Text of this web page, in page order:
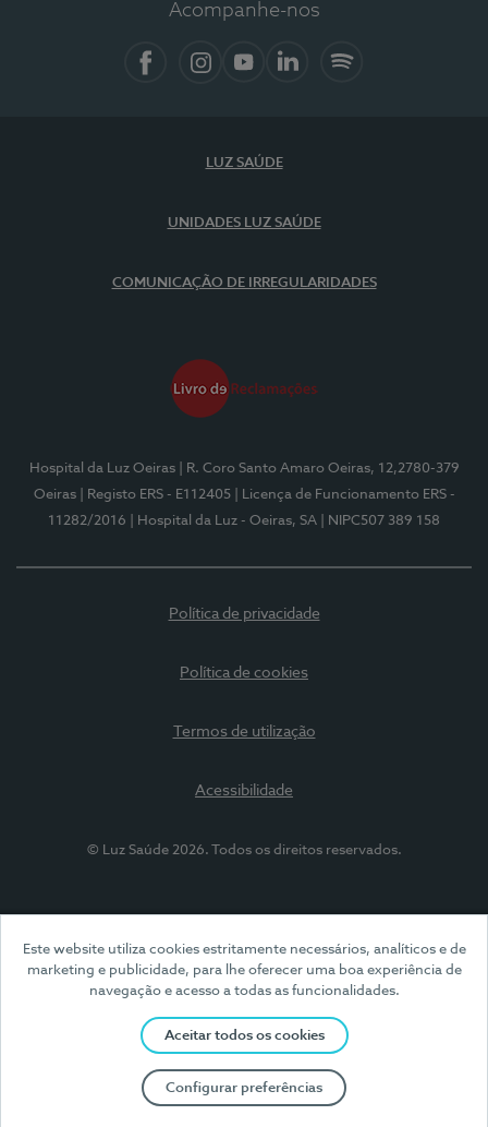
Este website utiliza cookies estritamente necessários, analíticos e de
marketing e publicidade, para lhe oferecer uma boa experiência de
navegação e acesso a todas as funcionalidades.
Aceitar todos os cookies
Configurar preferências
Acompanhe-nos
LUZ SAÚDE
UNIDADES LUZ SAÚDE
COMUNICAÇÃO DE IRREGULARIDADES
Hospital da Luz Oeiras
| R. Coro Santo Amaro Oeiras, 12,2780-379
Oeiras
| Registo ERS - E112405
| Licença de Funcionamento ERS -
11282/2016
| Hospital da Luz - Oeiras, SA | NIPC507 389 158
Política de privacidade
Política de cookies
Termos de utilização
Acessibilidade
© Luz Saúde 2026. Todos os direitos reservados.